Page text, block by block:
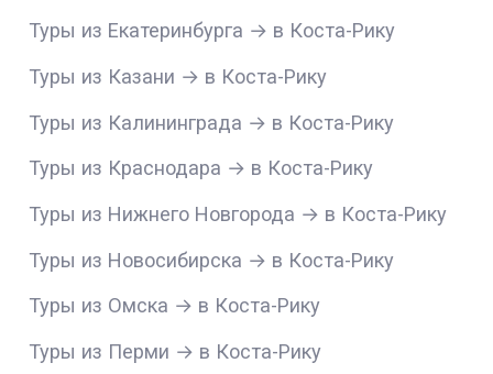
Туры из Екатеринбурга → в Коста-Рику
Туры из Казани → в Коста-Рику
Туры из Калининграда → в Коста-Рику
Туры из Краснодара → в Коста-Рику
Туры из Нижнего Новгорода → в Коста-Рику
Туры из Новосибирска → в Коста-Рику
Туры из Омска → в Коста-Рику
Туры из Перми → в Коста-Рику